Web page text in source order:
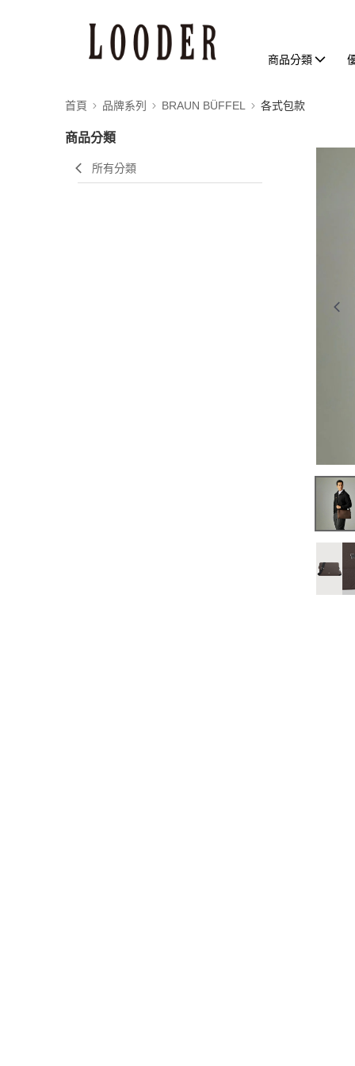
商品分類
首頁 品牌系列 BRAUN BÜFFEL 各式包款
商品分類
所有分類